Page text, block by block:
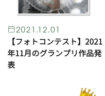
2021.12.01
【フォトコンテスト】2021
年11月のグランプリ作品発
表